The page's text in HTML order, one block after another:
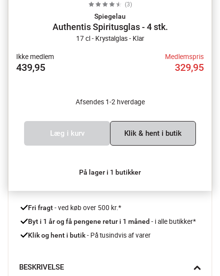
(3)
Spiegelau
Authentis Spiritusglas - 4 stk.
17 cl - Krystalglas - Klar
Ikke medlem
439,95
Medlemspris
329,95
Afsendes 1-2 hverdage
Læg i kurv Klik & hent i butik
På lager i 1 butikker
Fri fragt - ved køb over 500 kr.*
Byt i 1 år og få pengene retur i 1 måned - i alle butikker*
Klik og hent i butik - På tusindvis af varer
BESKRIVELSE